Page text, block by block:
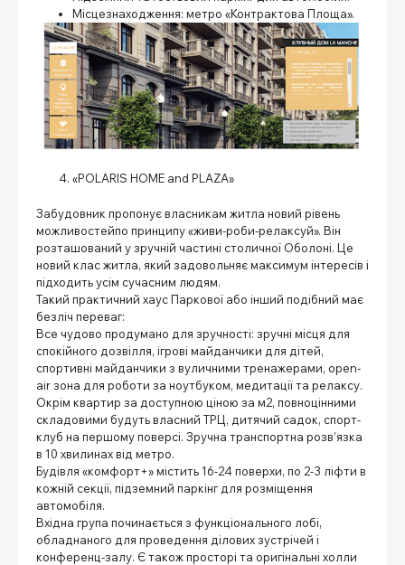
Місцезнаходження: метро «Контрактова Площа».
«POLARIS HOME and PLAZA»
Забудовник пропонує власникам житла новий рівень
можливостейпо принципу «живи-роби-релаксуй». Він
розташований у зручній частині столичної Оболоні. Це
новий клас житла, який задовольняє максимум інтересів і
підходить усім сучасним людям.
Такий практичний хаус Паркової або інший подібний має
безліч переваг:
Все чудово продумано для зручності: зручні місця для
спокійного дозвілля, ігрові майданчики для дітей,
спортивні майданчики з вуличними тренажерами, open-
air зона для роботи за ноутбуком, медитації та релаксу.
Окрім квартир за доступною ціною за м2, повноцінними
складовими будуть власний ТРЦ, дитячий садок, спорт-
клуб на першому поверсі. Зручна транспортна розв’язка
в 10 хвилинах від метро.
Будівля «комфорт+» містить 16-24 поверхи, по 2-3 ліфти в
кожній секції, підземний паркінг для розміщення
автомобіля.
Вхідна група починається з функціонального лобі,
обладнаного для проведення ділових зустрічей і
конференц-залу. Є також просторі та оригінальні холли